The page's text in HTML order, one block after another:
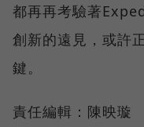
都再再考驗著
創新的遠見，或許
鍵。
責任編輯：陳映璇